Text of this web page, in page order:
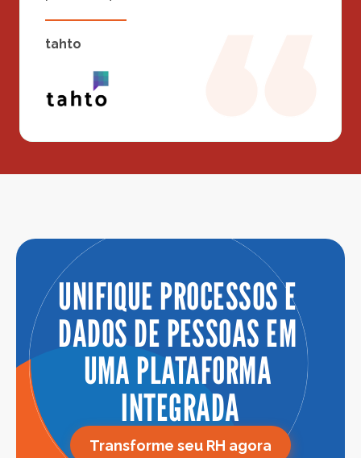
tahto
UNIFIQUE PROCESSOS E
DADOS DE PESSOAS EM
UMA PLATAFORMA
INTEGRADA
Transforme seu RH agora